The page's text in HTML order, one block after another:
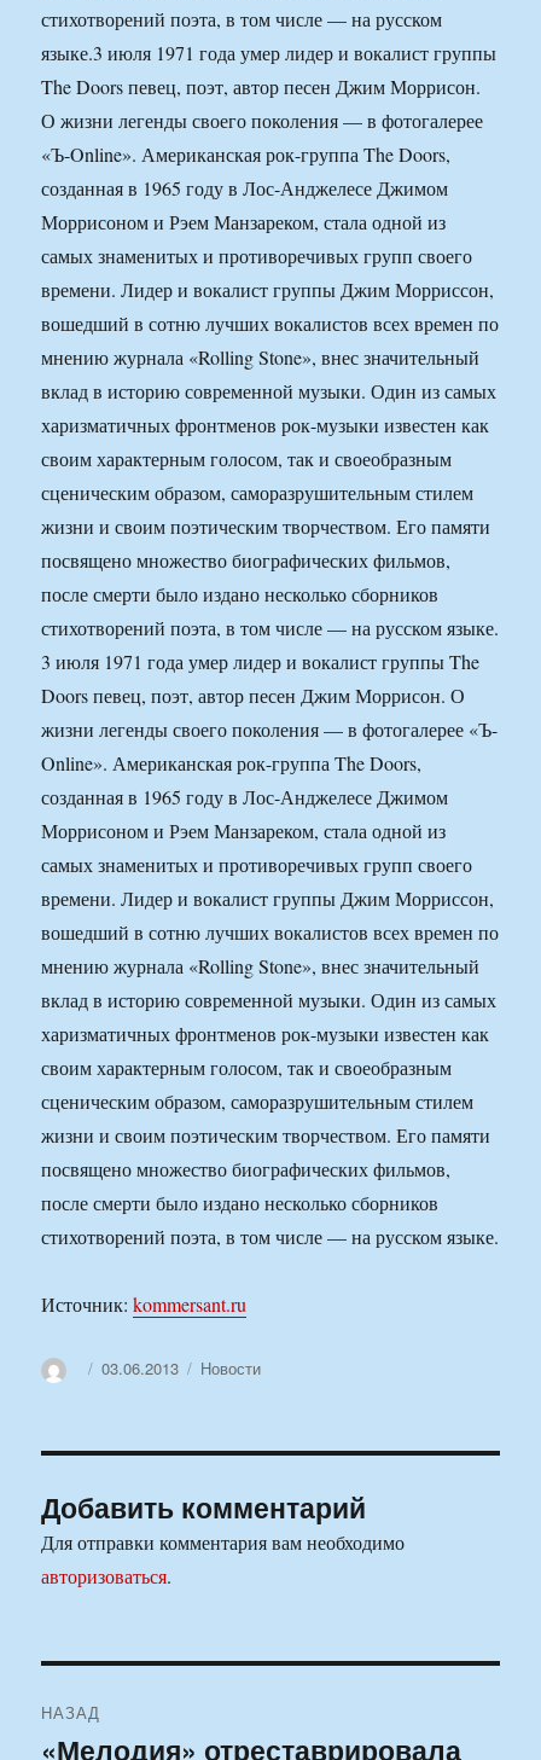
стихотворений поэта, в том числе — на русском
языке.3 июля 1971 года умер лидер и вокалист группы
The Doors певец, поэт, автор песен Джим Моррисон.
О жизни легенды своего поколения — в фотогалерее
«Ъ-Online». Американская рок-группа The Doors,
созданная в 1965 году в Лос-Анджелесе Джимом
Моррисоном и Рэем Манзареком, стала одной из
самых знаменитых и противоречивых групп своего
времени. Лидер и вокалист группы Джим Морриссон,
вошедший в сотню лучших вокалистов всех времен по
мнению журнала «Rolling Stone», внес значительный
вклад в историю современной музыки. Один из самых
харизматичных фронтменов рок-музыки известен как
своим характерным голосом, так и своеобразным
сценическим образом, саморазрушительным стилем
жизни и своим поэтическим творчеством. Его памяти
посвящено множество биографических фильмов,
после смерти было издано несколько сборников
стихотворений поэта, в том числе — на русском языке.
3 июля 1971 года умер лидер и вокалист группы The
Doors певец, поэт, автор песен Джим Моррисон. О
жизни легенды своего поколения — в фотогалерее «Ъ-
Online». Американская рок-группа The Doors,
созданная в 1965 году в Лос-Анджелесе Джимом
Моррисоном и Рэем Манзареком, стала одной из
самых знаменитых и противоречивых групп своего
времени. Лидер и вокалист группы Джим Морриссон,
вошедший в сотню лучших вокалистов всех времен по
мнению журнала «Rolling Stone», внес значительный
вклад в историю современной музыки. Один из самых
харизматичных фронтменов рок-музыки известен как
своим характерным голосом, так и своеобразным
сценическим образом, саморазрушительным стилем
жизни и своим поэтическим творчеством. Его памяти
посвящено множество биографических фильмов,
после смерти было издано несколько сборников
стихотворений поэта, в том числе — на русском языке.
Источник:kommersant.ru
АвторОпубликовано
03.06.2013 Рубрики
Новости
Добавить комментарий
Для отправки комментария вам необходимо
авторизоваться.
по
НАЗАД
Предыдущая
«Мелодия» отреставрировала